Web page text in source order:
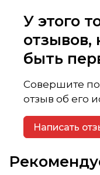
У этого
быть
Совершите
отзыв об его
Написать